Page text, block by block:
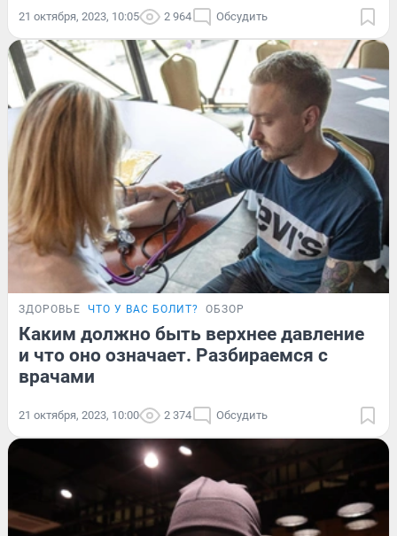
21 октября, 2023, 10:05 2 964 Обсудить
ЗДОРОВЬЕ ЧТО У ВАС БОЛИТ? ОБЗОР
Каким должно быть верхнее давление
и что оно означает. Разбираемся с
врачами
21 октября, 2023, 10:00 2 374 Обсудить